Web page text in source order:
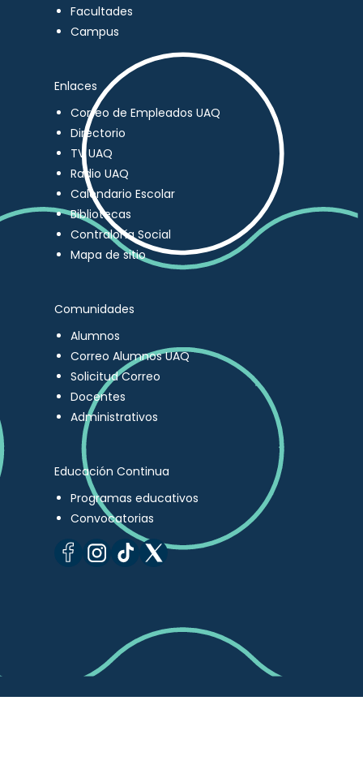
Facultades
Campus
Enlaces
Correo de Empleados UAQ
Directorio
TV UAQ
Radio UAQ
Calendario Escolar
Bibliotecas
Contraloría Social
Mapa de sitio
Comunidades
Alumnos
Correo Alumnos UAQ
Solicitud Correo
Docentes
Administrativos
Educación Continua
Programas educativos
Convocatorias